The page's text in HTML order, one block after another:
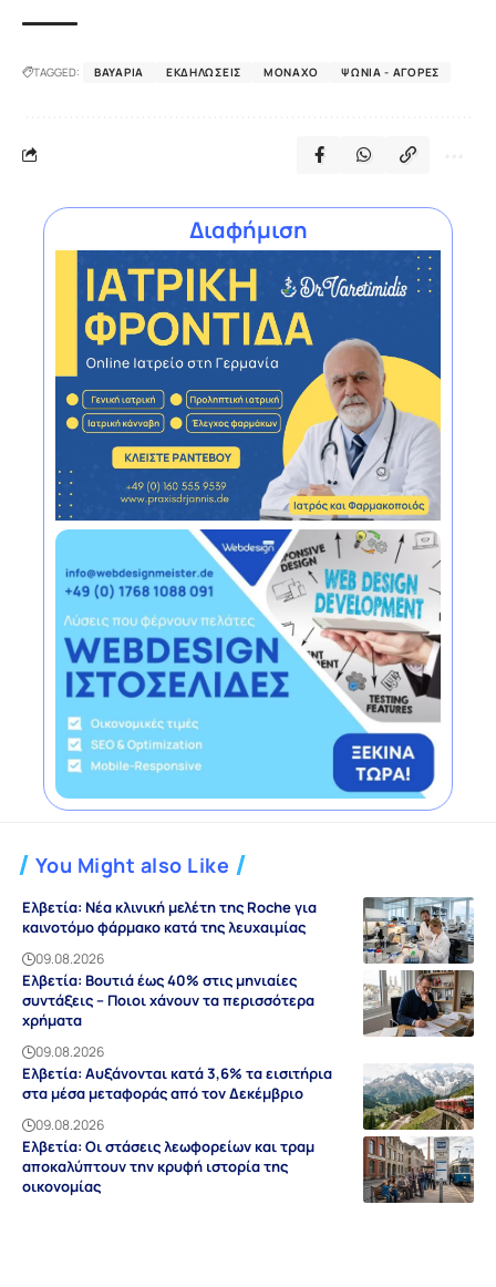
TAGGED: ΒΑΥΑΡΊΑ ΕΚΔΗΛΏΣΕΙΣ ΜΌΝΑΧΟ ΨΏΝΙΑ - ΑΓΟΡΈΣ
Διαφήμιση
You Might also Like
Ελβετία: Νέα κλινική μελέτη της Roche για
καινοτόμο φάρμακο κατά της λευχαιμίας
09.08.2026
Ελβετία: Βουτιά έως 40% στις μηνιαίες
συντάξεις – Ποιοι χάνουν τα περισσότερα
χρήματα
09.08.2026
Ελβετία: Αυξάνονται κατά 3,6% τα εισιτήρια
στα μέσα μεταφοράς από τον Δεκέμβριο
09.08.2026
Ελβετία: Οι στάσεις λεωφορείων και τραμ
αποκαλύπτουν την κρυφή ιστορία της
οικονομίας